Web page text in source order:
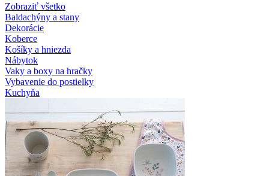
Zobraziť všetko
Baldachýny a stany
Dekorácie
Koberce
Košíky a hniezda
Nábytok
Vaky a boxy na hračky
Vybavenie do postielky
Kuchyňa